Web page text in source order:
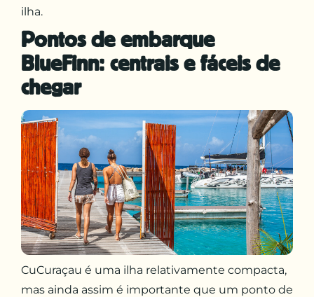
ilha.
Pontos de embarque
BlueFinn: centrais e fáceis de
chegar
CuCuraçau é uma ilha relativamente compacta,
mas ainda assim é importante que um ponto de